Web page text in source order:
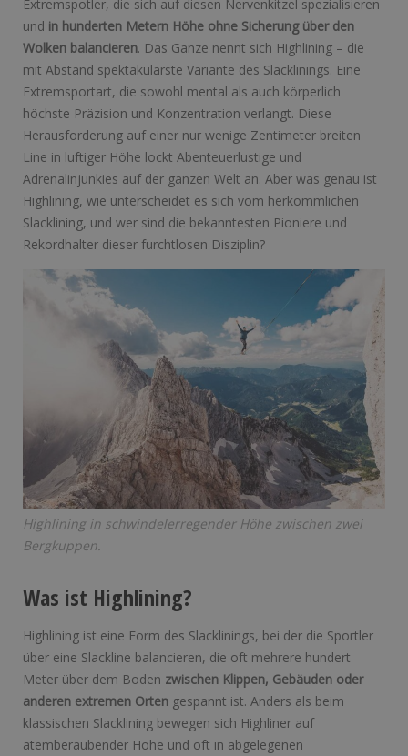
Extremspotler, die sich auf diesen Nervenkitzel spezialisieren
und in hunderten Metern Höhe ohne Sicherung über den
Wolken balancieren. Das Ganze nennt sich Highlining – die
mit Abstand spektakulärste Variante des Slacklinings. Eine
Extremsportart, die sowohl mental als auch körperlich
höchste Präzision und Konzentration verlangt. Diese
Herausforderung auf einer nur wenige Zentimeter breiten
Line in luftiger Höhe lockt Abenteuerlustige und
Adrenalinjunkies auf der ganzen Welt an. Aber was genau ist
Highlining, wie unterscheidet es sich vom herkömmlichen
Slacklining, und wer sind die bekanntesten Pioniere und
Rekordhalter dieser furchtlosen Disziplin?
Highlining in schwindelerregender Höhe zwischen zwei
Bergkuppen.
Was ist Highlining?
Highlining ist eine Form des Slacklinings, bei der die Sportler
über eine Slackline balancieren, die oft mehrere hundert
Meter über dem Boden zwischen Klippen, Gebäuden oder
anderen extremen Orten gespannt ist. Anders als beim
klassischen Slacklining bewegen sich Highliner auf
atemberaubender Höhe und oft in abgelegenen